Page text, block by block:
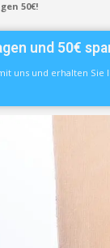
50€!
und 50€
uns und erhalten